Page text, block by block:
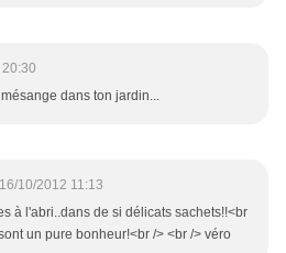
dans ton jardin...
16/10/2012 11:13
à l'abri..dans de si délicats sachets!!<br
un pure bonheur!<br /> <br /> véro